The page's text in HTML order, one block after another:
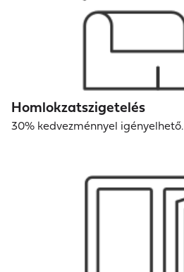
Homlokzatszigetelés
30% kedvezménnyel igényelhető.